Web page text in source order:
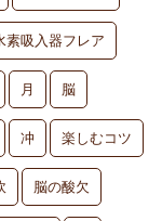
素吸入器フレア
月 脳
冲 楽しむコツ
脳の酸欠